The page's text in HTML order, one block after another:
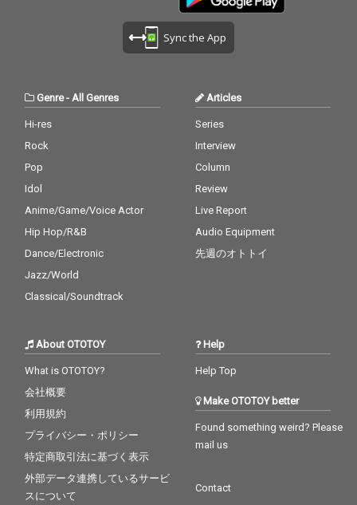
Sync the App
Genre- All Genres
Hi-res
Rock
Pop
Idol
Anime/Game/Voice Actor
Hip Hop/R&B
Dance/Electronic
Jazz/World
Classical/Soundtrack
Articles
Series
Interview
Column
Review
Live Report
Audio Equipment
先週のオトトイ
About OTOTOY
What is OTOTOY?
会社概要
利用規約
プライバシー・ポリシー
特定商取引法に基づく表示
外部データ連携しているサービ
スについて
Help
Help Top
Make OTOTOY better
Found something weird? Please
mail us
Contact